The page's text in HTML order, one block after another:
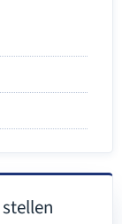
stellen